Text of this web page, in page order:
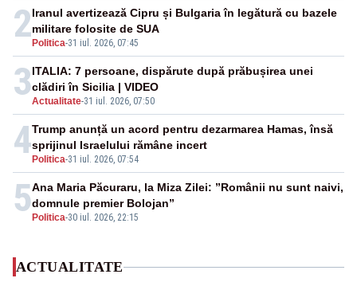
2 Politica-31 iul. 2026, 07:45
Iranul avertizează Cipru și Bulgaria în legătură cu bazele
militare folosite de SUA
3Actualitate-31 iul. 2026, 07:50
ITALIA: 7 persoane, dispărute după prăbușirea unei
clădiri în Sicilia | VIDEO
4 Politica-31 iul. 2026, 07:54
Trump anunță un acord pentru dezarmarea Hamas, însă
sprijinul Israelului rămâne incert
5 Politica-30 iul. 2026, 22:15
Ana Maria Păcuraru, la Miza Zilei: ”Românii nu sunt naivi,
domnule premier Bolojan”
ACTUALITATE